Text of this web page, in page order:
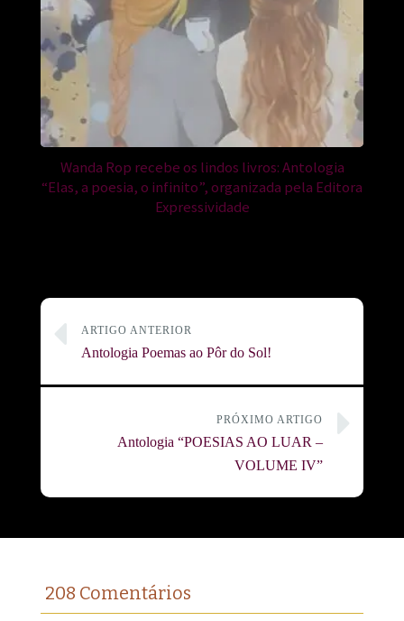
Wanda Rop recebe os lindos livros: Antologia
“Elas, a poesia, o infinito”, organizada pela Editora
Expressividade
ARTIGO ANTERIOR
Antologia Poemas ao Pôr do Sol!
PRÓXIMO ARTIGO
Antologia “POESIAS AO LUAR –
VOLUME IV”
208 Comentários